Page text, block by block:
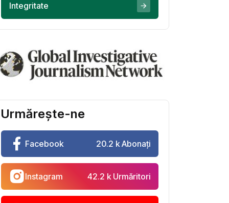
Integritate
Urmărește-ne
Facebook 20.2 k Abonați
Instagram 42.2 k Urmăritori